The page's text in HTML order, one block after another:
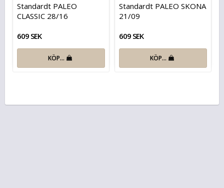
Standardt PALEO
CLASSIC 28/16
609 SEK
KÖP…
Standardt PALEO SKONA
21/09
609 SEK
KÖP…